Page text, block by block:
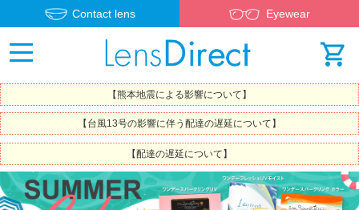
Contact lens Eyewear
【熊本地震による影響について】
【台風13号の影響に伴う配達の遅延について】
【配達の遅延について】